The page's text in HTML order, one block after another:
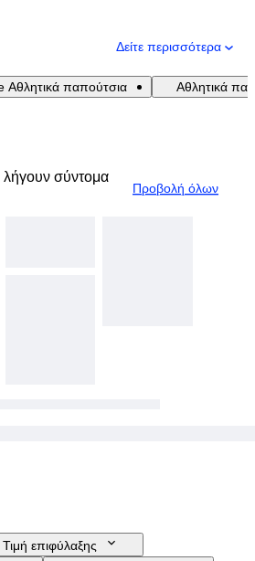
Δείτε περισσότερα
Αθλητικά παπούτσια Αθλητικά
σύντομα
Προβολή όλων
Τιμή επιφύλαξης